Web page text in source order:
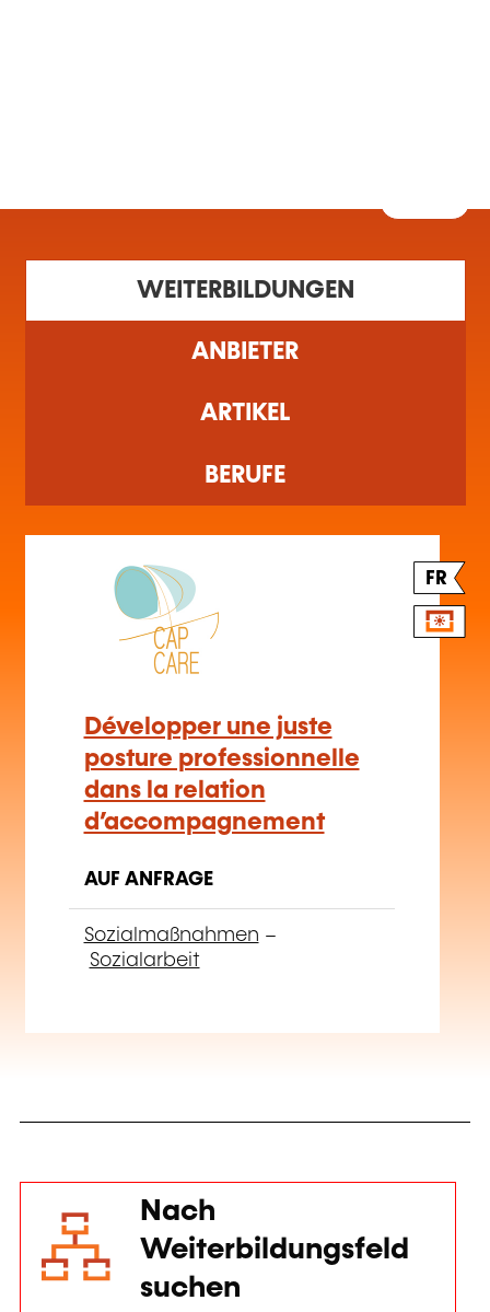
WEITERBILDUNGEN
ANBIETER
ARTIKEL
BERUFE
FR
Développer une juste
posture professionnelle
dans la relation
d’accompagnement
AUF ANFRAGE
Sozialmaßnahmen –
Sozialarbeit
Nach
Weiterbildungsfeld
suchen